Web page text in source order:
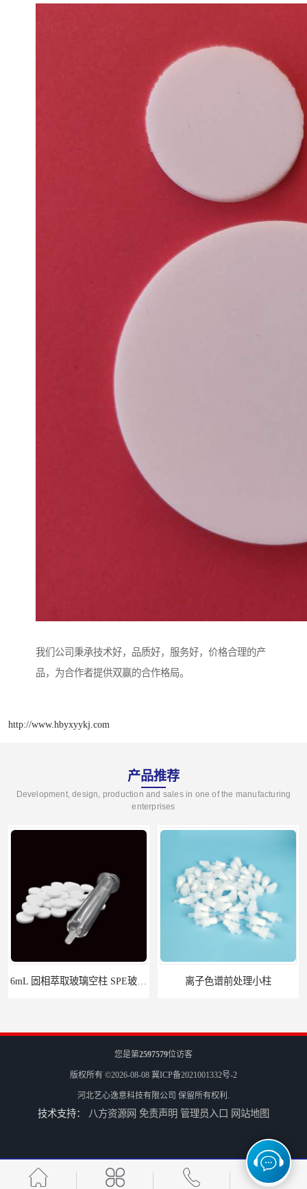
我们公司秉承技术好，品质好，服务好，价格合理的产
品，为合作者提供双赢的合作格局。
http://www.hbyxyykj.com
产品推荐
Development, design, production and sales in one of the manufacturing
enterprises
离子色谱前处理小柱​
您是第2597579位访客
版权所有 ©2026-08-08 冀ICP备2021001332号-2
河北艺心逸意科技有限公司 保留所有权利.
技术支持： 八方资源网 免责声明 管理员入口 网站地图